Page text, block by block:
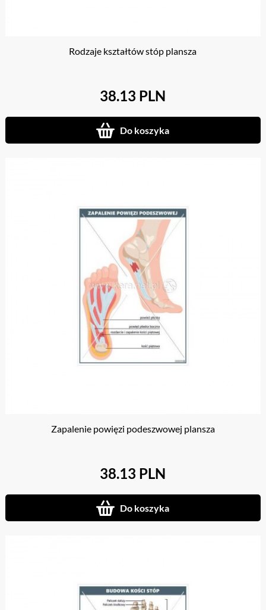
Rodzaje kształtów stóp plansza
38.13 PLN
Do koszyka
Zapalenie powięzi podeszwowej plansza
38.13 PLN
Do koszyka